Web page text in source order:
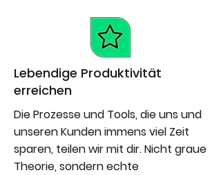
Lebendige Produktivität
erreichen
Die Prozesse und Tools, die uns und
unseren Kunden immens viel Zeit
sparen, teilen wir mit dir. Nicht graue
Theorie, sondern echte